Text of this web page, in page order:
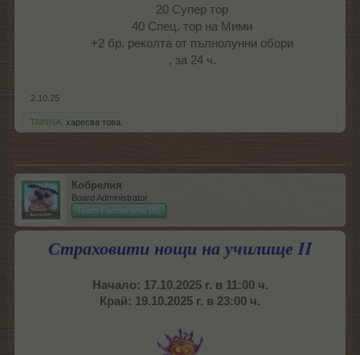
20 Супер тор
40 Спец. тор на Мими
+2 бр. реколта от пълнолунни обори
, за 24 ч.
2.10.25
.TAINNA. харесва това.
Кобрелия
Board Administrator
Team Farmerama BG
Страховити нощи на училищеII
Начало: 17.10.2025 г. в 11:00 ч.
Край: 19.10.2025 г. в 23:00 ч.